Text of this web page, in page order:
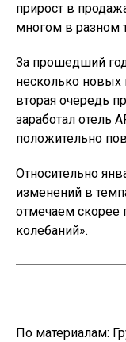
прирост в
многом в разном
За прошедший
несколько новых
вторая очередь
заработал отель
положительно
Относительно
изменений в
отмечаем скорее
колебаний».
По материалам: